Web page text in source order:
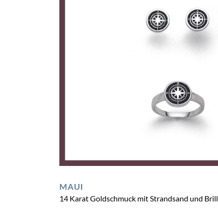
MAUI
14 Karat Goldschmuck mit Strandsand und